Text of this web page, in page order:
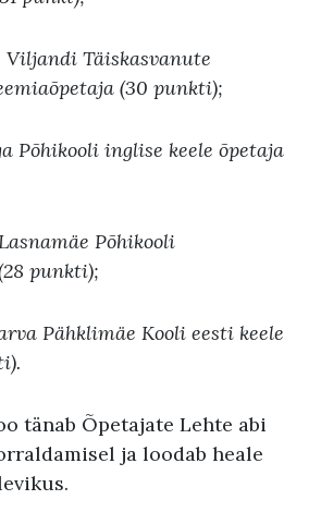
Täiskasvanute
(30 punkti);
Põhikooli inglise keele õpetaja
Põhikooli
punkti);
Pähklimäe Kooli eesti keele
tänab Õpetajate Lehte abi
ja loodab heale